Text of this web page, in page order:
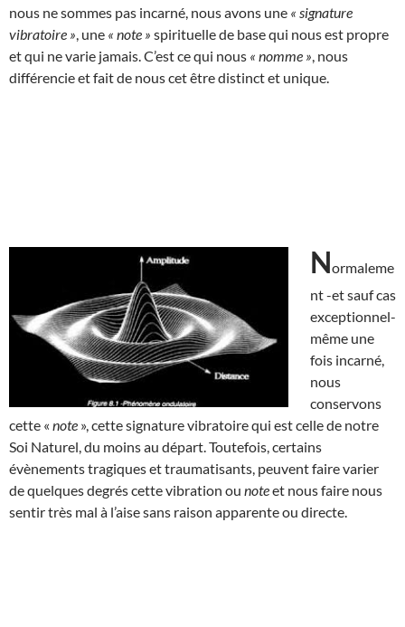
nous ne sommes pas incarné, nous avons une « signature
vibratoire » , une « note » spirituelle de base qui nous est propre
et qui ne varie jamais. C’est ce qui nous « nomme » , nous
différencie et fait de nous cet être distinct et unique.
Normaleme
nt -et sauf cas
exceptionnel-
même une
fois incarné,
nous
conservons
cette « note », cette signature vibratoire qui est celle de notre
Soi Naturel, du moins au départ. Toutefois, certains
évènements tragiques et traumatisants, peuvent faire varier
de quelques degrés cette vibration ou noteet nous faire nous
sentir très mal à l’aise sans raison apparente ou directe.